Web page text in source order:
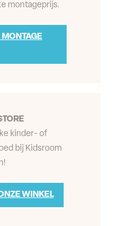
montageprijs.
kinder- of
bij Kidsroom
WINKEL